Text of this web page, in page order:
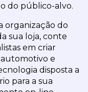
do público-alvo.
organização do
sua loja, conte
em criar
e
disposta a
para a sua